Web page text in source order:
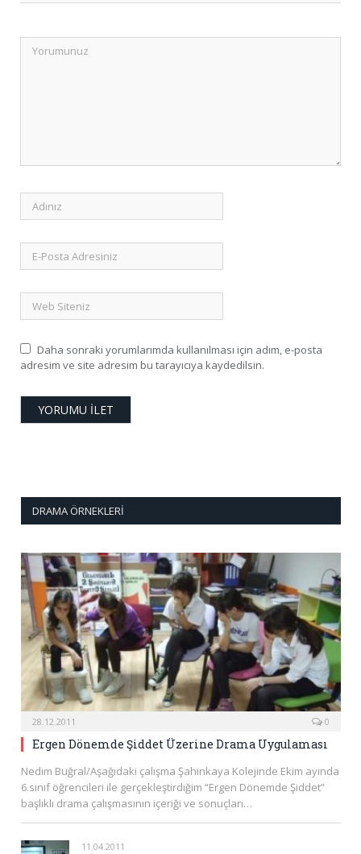
Daha sonraki yorumlarımda kullanılması için adım, e-posta
adresim ve site adresim bu tarayıcıya kaydedilsin.
DRAMA ÖRNEKLERI
28.12.2011 0
Ergen Dönemde Şiddet Üzerine Drama Uygulaması
Nedim Buğral/Aşağıdaki çalışma Şahinkaya Kolejinde Ekim ayında
6.sınıf öğrencileri ile gerçekleştirdiğim “Ergen Dönemde Şiddet”
başlıklı drama çalışmasının içeriği ve sonuçları…
11.04.2011